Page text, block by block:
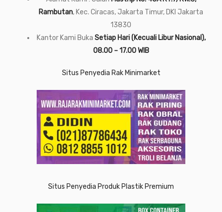
Rambutan, Kec. Ciracas, Jakarta Timur, DKI Jakarta
13830
Kantor Kami Buka Setiap Hari (Kecuali Libur Nasional),
08.00 – 17.00 WIB
Situs Penyedia Rak Minimarket
Situs Penyedia Produk Plastik Premium